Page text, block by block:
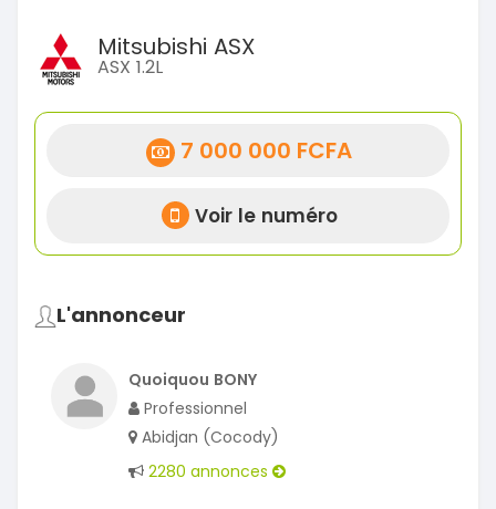
Mitsubishi ASX
ASX 1.2L
7 000 000 FCFA
Voir le numéro
L'annonceur
Quoiquou BONY
Professionnel
Abidjan (Cocody)
2280 annonces